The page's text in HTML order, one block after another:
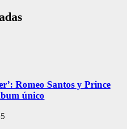
Romeo Santos y Prince
único